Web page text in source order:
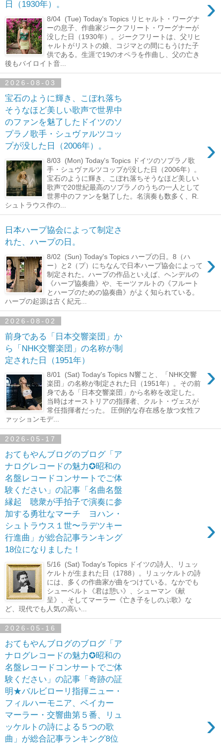
日（1930年）。 ›
8/04 (Tue) Today's Topics リヒャルト・ワーグナ
ーの息子、作曲家ジークフリート・ワーグナーが
没した日（1930年）。ジークフリートは、父リヒ
ャルトがリストの娘、コジマとの間にもうけた子
供である。生涯で19のオペラを作曲し、父の亡き
後もバイロイト音...
2026-08-03
宝石のように輝き、こぼれ落ち
そうなほど美しい歌声で世界中
のファンを魅了したドイツのソ
プラノ歌手・シュヴァルツコッ
プが没した日（2006年）。
›
8/03 (Mon) Today's Topics ドイツのソプラノ歌
手・シュヴァルツコップが没した日（2006年）。
宝石のように輝き、こぼれ落ちそうなほど美しい
歌声で20世紀最高のソプラノのうちの一人として
世界中のファンを魅了した。名演奏も数多く、R.
シュトラウス作の...
日本ハープ協会によって制定さ
れた、ハープの日。
›
8/02 (Sun) Today's Topics ハープの日。8（ハ
ー）と2（プ）にちなんで日本ハープ協会によって
制定された。ハープの作品といえば、ヘンデルの
《ハープ協奏曲》や、モーツァルトの《フルート
とハープのための協奏曲》がよく知られている。
ハープの起源は古く紀元...
2026-08-02
前身である「日本交響楽団」か
ら「NHK交響楽団」の名称が制
定された日（1951年）
›
8/01 (Sat) Today's Topics N響こと、「NHK交響
楽団」の名称が制定された日（1951年）。その前
身である「日本交響楽団」から名称を改定した。
当時はオーストリアの指揮者、クルト・ヴェスが
常任指揮者だった。 圧倒的な存在感を放つ女性フ
ァッションモデ...
2026-05-17
おてもやんブログのブログ「ア
ナログレコードの魅力✪昭和の
名盤レコードコンサートでご体
験ください」の記事「名曲名盤
縁起 聴衆が手拍子で演奏に参
加する勇壮なマーチ ヨハン・
シュトラウス１世〜ラデツキー
行進曲」が総合記事ランキング
18位になりました！
›
5/16 (Sat) Today's Topics ドイツの詩人、リュッ
ケルトが生まれた日（1788）。リュッケルトの詩
には、多くの作曲家が曲をつけている。なかでも
シューベルト《君は憩い》、シューマン《献
呈》、そしてマーラー《亡き子をしのぶ歌》な
ど、現代でも人気の高い...
2026-05-16
おてもやんブログのブログ「ア
ナログレコードの魅力✪昭和の
名盤レコードコンサートでご体
験ください」の記事「奇跡の証
明★バルビローリ指揮ニュー・
フィルハーモニア、ベイカー
マーラー・交響曲第５番、リュ
ッケルトの詩による５つの歌
曲」が総合記事ランキング8位
›